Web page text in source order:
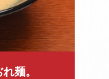
麺。